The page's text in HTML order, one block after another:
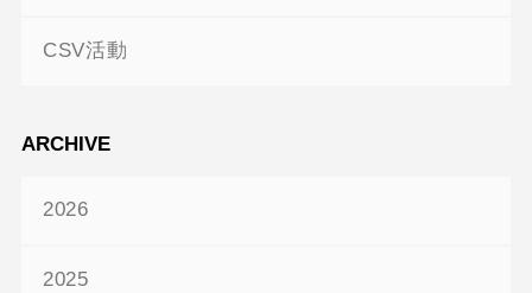
CSV活動
ARCHIVE
2026
2025